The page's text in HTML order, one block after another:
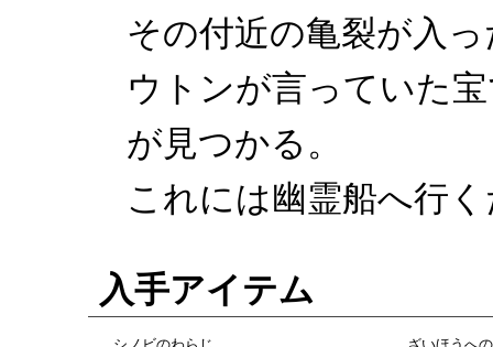
その付近の亀裂が入
ウトンが言っていた
が見つかる。
これには幽霊船へ行
入手アイテム